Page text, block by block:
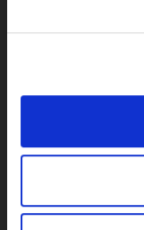
Presseverteiler